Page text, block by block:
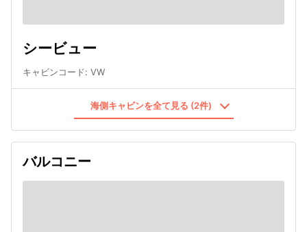
シービュー
キャビンコード: VW
海側キャビンを全て見る (2件)
バルコニー